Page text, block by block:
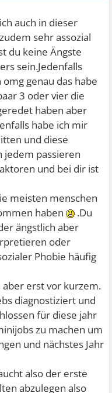
auch in dieser
sehr assozial
du keine Ängste
sein.Jedenfalls
genau das habe
3 oder vier die
haben aber
habe ich mir
und diese
jedem passieren
und bei dir ist
meisten menschen
haben
.Du
ängstlich aber
oder
Phobie häufig
aber erst vor kurzem.
diagnostiziert und
für diese jahr
zu machen um
und nächstes Jahr
also der erste
abzulegen also